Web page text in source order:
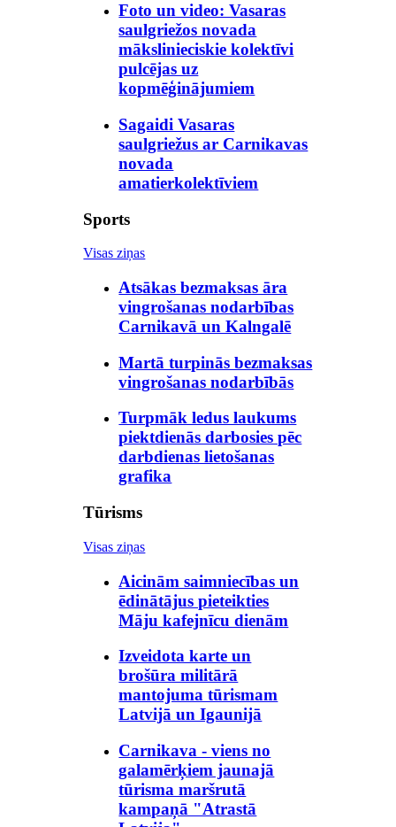
Foto un video: Vasaras
saulgriežos novada
mākslinieciskie kolektīvi
pulcējas uz
kopmēģinājumiem
Sagaidi Vasaras
saulgriežus ar Carnikavas
novada
amatierkolektīviem
Sports
Visas ziņas
Atsākas bezmaksas āra
vingrošanas nodarbības
Carnikavā un Kalngalē
Martā turpinās bezmaksas
vingrošanas nodarbībās
Turpmāk ledus laukums
piektdienās darbosies pēc
darbdienas lietošanas
grafika
Tūrisms
Visas ziņas
Aicinām saimniecības un
ēdinātājus pieteikties
Māju kafejnīcu dienām
Izveidota karte un
brošūra militārā
mantojuma tūrismam
Latvijā un Igaunijā
Carnikava - viens no
galamērķiem jaunajā
tūrisma maršrutā
kampaņā "Atrastā